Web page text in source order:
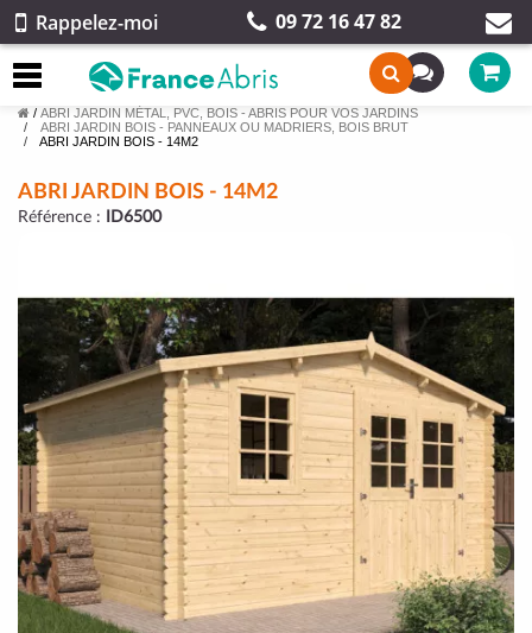
Rappelez-moi 09 72 16 47 82
/ ABRI JARDIN MÉTAL, PVC, BOIS - ABRIS POUR VOS JARDINS
ABRI JARDIN BOIS - PANNEAUX OU MADRIERS, BOIS BRUT
ABRI JARDIN BOIS - 14M2
ABRI JARDIN BOIS - 14M2
Référence : ID6500